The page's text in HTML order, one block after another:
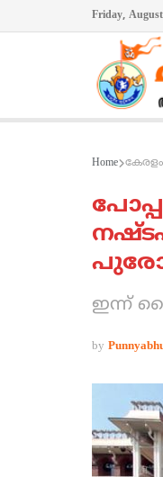
Friday,
Home കേരളം
ഇന്ന്
by